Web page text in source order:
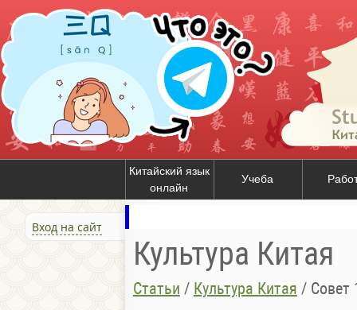
Китайский язык
онлайн
Учеба
Вход на сайт
Культура Китая
Статьи / Культура Китая / Совет